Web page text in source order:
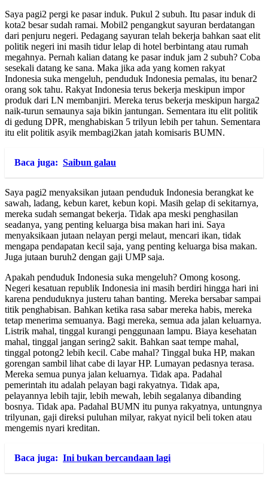
Saya pagi2 pergi ke pasar induk. Pukul 2 subuh. Itu pasar induk di
kota2 besar sudah ramai. Mobil2 pengangkut sayuran berdatangan
dari penjuru negeri. Pedagang sayuran telah bekerja bahkan saat elit
politik negeri ini masih tidur lelap di hotel berbintang atau rumah
megahnya. Pernah kalian datang ke pasar induk jam 2 subuh? Coba
sesekali datang ke sana. Maka jika ada yang komen rakyat
Indonesia suka mengeluh, penduduk Indonesia pemalas, itu benar2
orang sok tahu. Rakyat Indonesia terus bekerja meskipun impor
produk dari LN membanjiri. Mereka terus bekerja meskipun harga2
naik-turun semaunya saja bikin jantungan. Sementara itu elit politik
di gedung DPR, menghabiskan 5 trilyun lebih per tahun. Sementara
itu elit politik asyik membagi2kan jatah komisaris BUMN.
Baca juga: Saibun galau
Saya pagi2 menyaksikan jutaan penduduk Indonesia berangkat ke
sawah, ladang, kebun karet, kebun kopi. Masih gelap di sekitarnya,
mereka sudah semangat bekerja. Tidak apa meski penghasilan
seadanya, yang penting keluarga bisa makan hari ini. Saya
menyaksikaan jutaan nelayan pergi melaut, mencari ikan, tidak
mengapa pendapatan kecil saja, yang penting keluarga bisa makan.
Juga jutaan buruh2 dengan gaji UMP saja.
Apakah penduduk Indonesia suka mengeluh? Omong kosong.
Negeri kesatuan republik Indonesia ini masih berdiri hingga hari ini
karena penduduknya justeru tahan banting. Mereka bersabar sampai
titik penghabisan. Bahkan ketika rasa sabar mereka habis, mereka
tetap menerima semuanya. Bagi mereka, semua ada jalan keluarnya.
Listrik mahal, tinggal kurangi penggunaan lampu. Biaya kesehatan
mahal, tinggal jangan sering2 sakit. Bahkan saat tempe mahal,
tinggal potong2 lebih kecil. Cabe mahal? Tinggal buka HP, makan
gorengan sambil lihat cabe di layar HP. Lumayan pedasnya terasa.
Mereka semua punya jalan keluarnya. Tidak apa. Padahal
pemerintah itu adalah pelayan bagi rakyatnya. Tidak apa,
pelayannya lebih tajir, lebih mewah, lebih segalanya dibanding
bosnya. Tidak apa. Padahal BUMN itu punya rakyatnya, untungnya
trilyunan, gaji direksi puluhan milyar, rakyat nyicil beli token atau
mengemis nyari kreditan.
Baca juga: Ini bukan bercandaan lagi